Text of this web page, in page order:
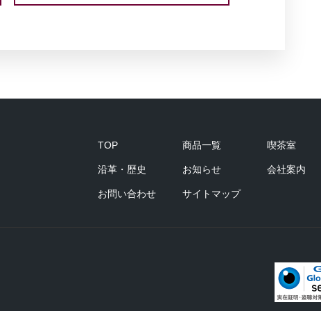
TOP 商品一覧 喫茶室
沿革・歴史 お知らせ 会社案内
お問い合わせ サイトマップ